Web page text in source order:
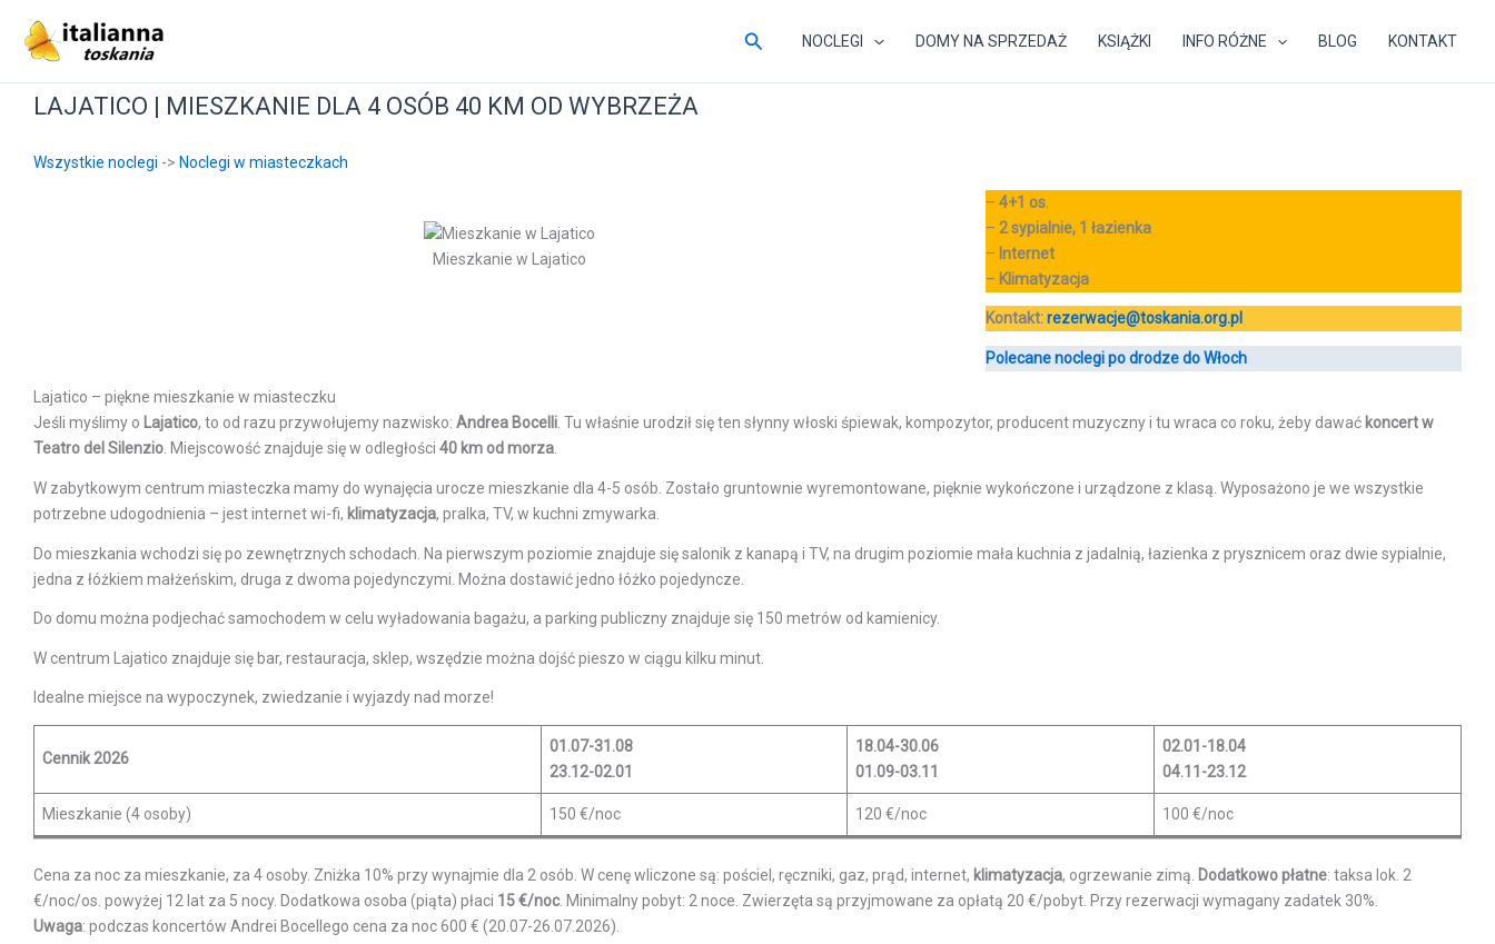
treści
SzukajNOCLEGI DOMY NA SPRZEDAŻ KSIĄŻKI INFO RÓŻNE BLOG KONTAKT
LAJATICO | MIESZKANIE DLA 4 OSÓB 40 KM OD WYBRZEŻA
Wszystkie noclegi -> Noclegi w miasteczkach
Mieszkanie w Lajatico
– 4+1 os.
– 2 sypialnie, 1 łazienka
– Internet
– Klimatyzacja
Kontakt:rezerwacje@toskania.org.pl
Polecane noclegi po drodze do Włoch
Lajatico – piękne mieszkanie w miasteczku
Jeśli myślimy o Lajatico, to od razu przywołujemy nazwisko: Andrea Bocelli. Tu właśnie urodził się ten słynny włoski śpiewak, kompozytor, producent muzyczny i tu wraca co roku, żeby dawać koncert w
Teatro del Silenzio. Miejscowość znajduje się w odległości 40 km od morza.
W zabytkowym centrum miasteczka mamy do wynajęcia urocze mieszkanie dla 4-5 osób. Zostało gruntownie wyremontowane, pięknie wykończone i urządzone z klasą. Wyposażono je we wszystkie
potrzebne udogodnienia – jest internet wi-fi, klimatyzacja, pralka, TV, w kuchni zmywarka.
Do mieszkania wchodzi się po zewnętrznych schodach. Na pierwszym poziomie znajduje się salonik z kanapą i TV, na drugim poziomie mała kuchnia z jadalnią, łazienka z prysznicem oraz dwie sypialnie,
jedna z łóżkiem małżeńskim, druga z dwoma pojedynczymi. Można dostawić jedno łóżko pojedyncze.
Do domu można podjechać samochodem w celu wyładowania bagażu, a parking publiczny znajduje się 150 metrów od kamienicy.
W centrum Lajatico znajduje się bar, restauracja, sklep, wszędzie można dojść pieszo w ciągu kilku minut.
Idealne miejsce na wypoczynek, zwiedzanie i wyjazdy nad morze!
Cennik 2026
01.07-31.08
23.12-02.01
18.04-30.06
01.09-03.11
02.01-18.04
04.11-23.12
Mieszkanie (4 osoby) 150 €/noc 120 €/noc 100 €/noc
Cena za noc za mieszkanie, za 4 osoby. Zniżka 10% przy wynajmie dla 2 osób. W cenę wliczone są: pościel, ręczniki, gaz, prąd, internet, klimatyzacja, ogrzewanie zimą. Dodatkowo płatne: taksa lok. 2
€/noc/os. powyżej 12 lat za 5 nocy. Dodatkowa osoba (piąta) płaci 15 €/noc. Minimalny pobyt: 2 noce. Zwierzęta są przyjmowane za opłatą 20 €/pobyt. Przy rezerwacji wymagany zadatek 30%.
Uwaga: podczas koncertów Andrei Bocellego cena za noc 600 € (20.07-26.07.2026).